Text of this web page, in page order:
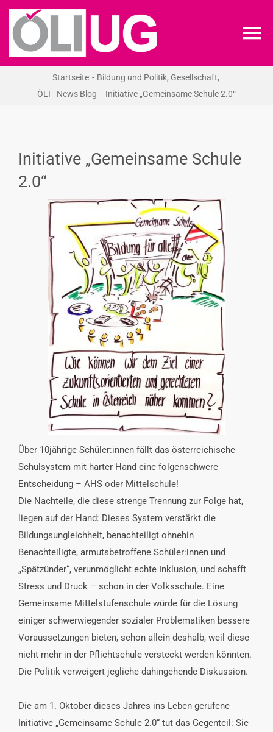
Zum
Inhalt
springen
NEWS
VERANSTALTUNGEN
INTERESSENSVERTRETUNG
KONTAKT
Startseite Bildung und Politik Gesellschaft
ÖLI - News Blog
Initiative „Gemeinsame Schule 2.0“
Initiative „Gemeinsame Schule
2.0“
Über 10jährige Schüler:innen fällt das österreichische
Schul system mit harter Hand eine folgenschwere
Entscheidung – AHS oder Mittelschule!
Die Nachteile, die diese strenge Trennung zur Folge hat,
liegen auf der Hand: Dieses System verstärkt die
Bildungsungleichheit, benachteiligt ohnehin
Benachteiligte, armutsbetroffene Schüler:innen und
„Spätzünder“, verunmöglicht echte Inklusion, und schafft
Stress und Druck – schon in der Volksschule. Eine
Gemeinsame Mittelstufenschule würde für die Lösung
einiger schwerwiegender sozialer Problematiken bessere
Voraussetzungen bieten, schon allein deshalb, weil diese
nicht mehr in der Pflichtschule versteckt werden könnten.
Die Politik verweigert jegliche dahingehende Diskussion.
Die am 1. Oktober dieses Jahres ins Leben gerufene
Initiative „Gemeinsame Schule 2.0“ tut das Gegenteil: Sie